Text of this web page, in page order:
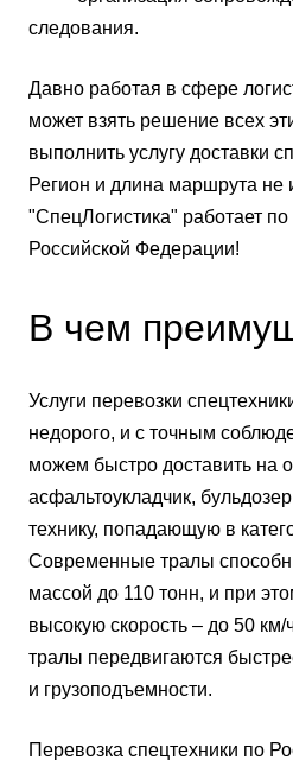
следования.
Давно работая в сфере
может взять решение всех
выполнить услугу доставки
Регион и длина маршрута не
"СпецЛогистика" работает
Российской Федерации!
В чем
Услуги перевозки
недорого, и с точным
можем быстро доставить на
асфальтоукладчик,
технику, попадающую в
Современные тралы
массой до 110 тонн, и при
высокую скорость – до 50
тралы передвигаются
и грузоподъемности.
Перевозка спецтехники по